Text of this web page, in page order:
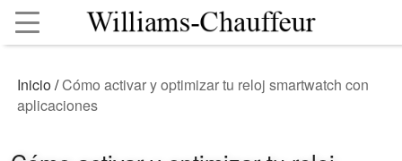
Inicio/Cómo activar y optimizar tu reloj smartwatch con
aplicaciones